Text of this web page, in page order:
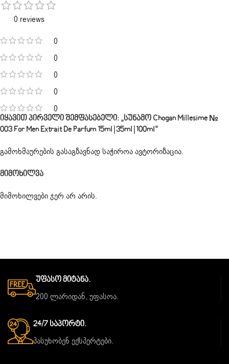
0 reviews
0
0
0
0
0
Მიმოხილვა
მიმოხილვები ჯერ არ არის.
Იყავით Პირველი Შემფასებელი: „სუნამო Chogan Millesime №
003 For Men Extrait De Parfum 15ml | 35ml | 100ml“
გამოხმაურების გასაგზავნად საჭიროაავტორიზაცია.
Უფასო Მიტანა.
200 ლარიდან, უფასოა.
24/7 Საპორტი.
პასუხობენ ექსპერტები.